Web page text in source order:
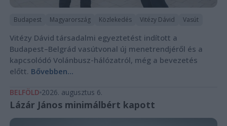
Budapest Magyarország Közlekedés Vitézy Dávid Vasút
Vitézy Dávid társadalmi egyeztetést indított a
Budapest–Belgrád vasútvonal új menetrendjéről és a
kapcsolódó Volánbusz-hálózatról, még a bevezetés
előtt. Bővebben...
BELFÖLD 2026. augusztus 6.
Lázár János minimálbért kapott